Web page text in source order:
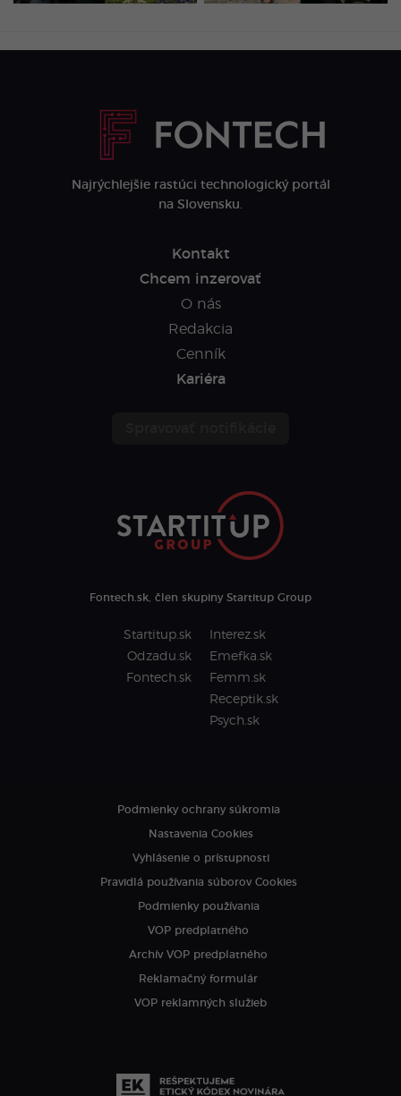
Najrýchlejšie rastúci technologický portál
na Slovensku.
Kontakt
Chcem inzerovať
O nás
Redakcia
Cenník
Kariéra
Fontech.sk, člen skupiny Startitup Group
Startitup.sk
Odzadu.sk
Fontech.sk
Interez.sk
Emefka.sk
Femm.sk
Receptik.sk
Psych.sk
Podmienky ochrany súkromia
Nastavenia Cookies
Vyhlásenie o prístupnosti
Pravidlá používania súborov Cookies
Podmienky používania
VOP predplatného
Archív VOP predplatného
Reklamačný formulár
VOP reklamných služieb